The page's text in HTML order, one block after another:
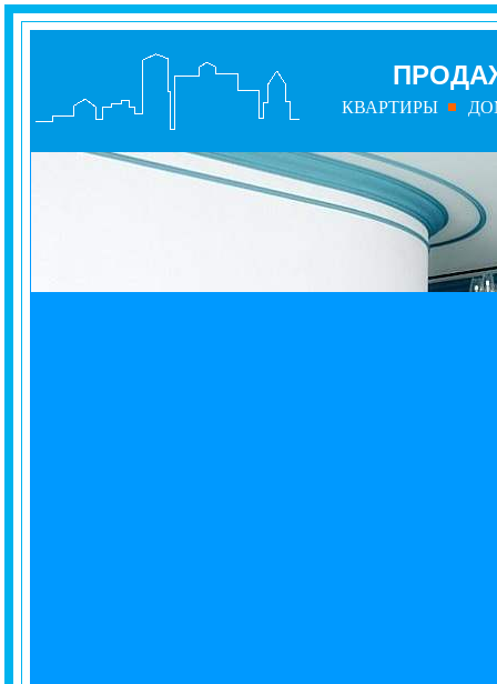
КВАРТИРЫ